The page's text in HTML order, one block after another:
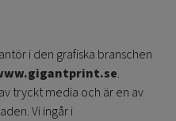
i den grafiska branschen
.
tryckt media och är en av
Vi ingår i